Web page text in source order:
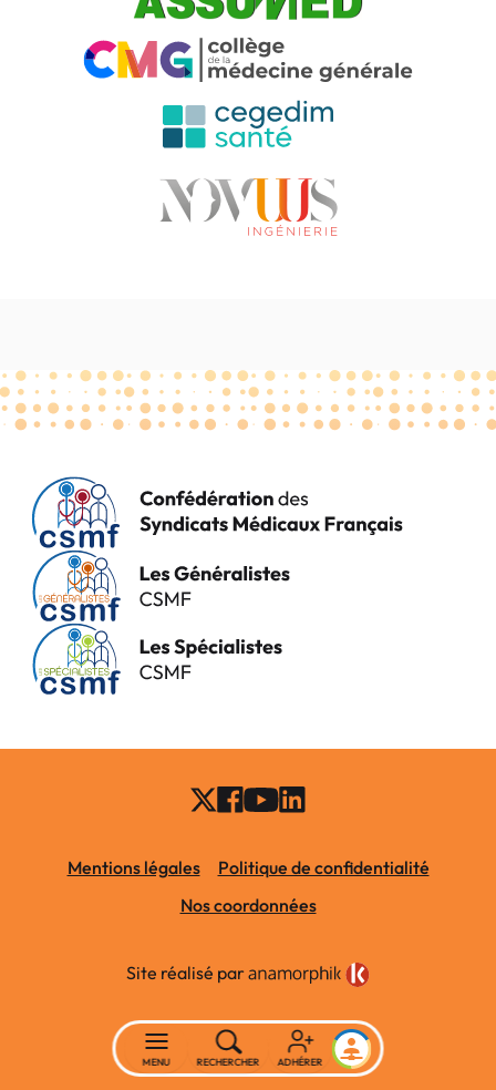
Mentions légales
Politique de confidentialité
Nos coordonnées
Site réalisé par
MENU RECHERCHER ADHÉRER